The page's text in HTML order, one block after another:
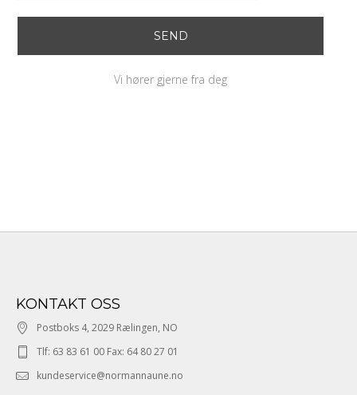
SEND
Vi hører gjerne fra deg
KONTAKT OSS
Postboks 4, 2029 Rælingen, NO
Tlf: 63 83 61 00 Fax: 64 80 27 01
kundeservice@normannaune.no